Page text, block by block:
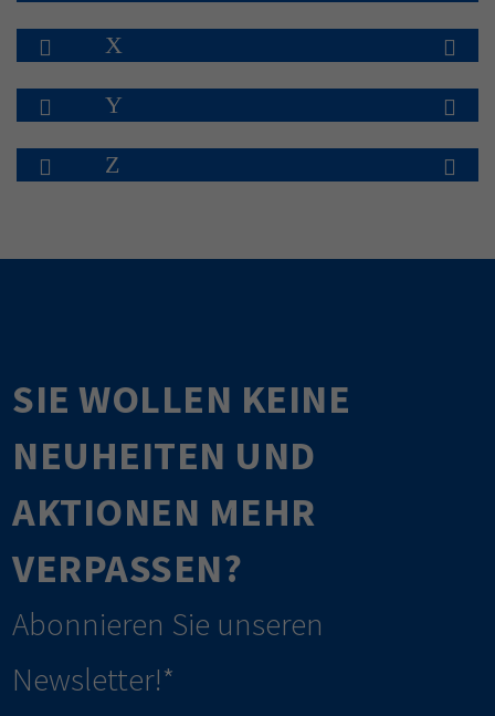
X
Y
Z
SIE WOLLEN KEINE
NEUHEITEN UND
AKTIONEN MEHR
VERPASSEN?
Abonnieren Sie unseren
Newsletter!*